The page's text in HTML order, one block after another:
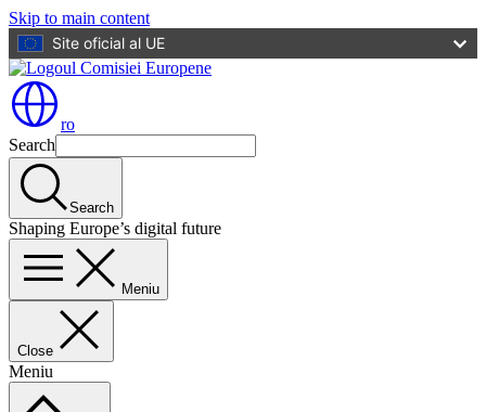
Skip to main content
Site oficial al UE
ro
Search
Search
Shaping Europe’s digital future
Meniu
Close
Meniu